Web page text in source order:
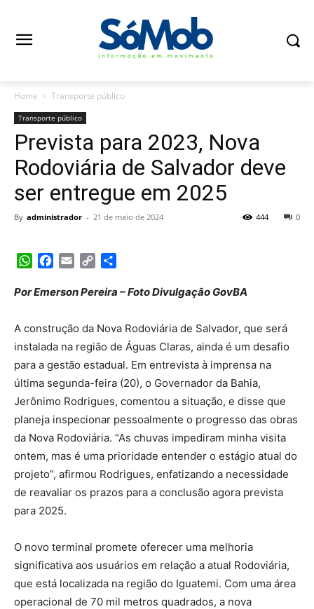
Home Transporte público
Transporte público
Prevista para 2023, Nova
Rodoviária de Salvador deve
ser entregue em 2025
By administrador - 21 de maio de 2024 0
444
WhatsApp
Facebook
Email Copy
Por Emerson Pereira – Foto Divulgação GovBA
A construção da Nova Rodoviária de Salvador, que será
instalada na região de Águas Claras, ainda é um desafio
para a gestão estadual. Em entrevista à imprensa na
última segunda-feira (20), o Governador da Bahia,
Jerônimo Rodrigues, comentou a situação, e disse que
planeja inspecionar pessoalmente o progresso das obras
da Nova Rodoviária. “As chuvas impediram minha visita
ontem, mas é uma prioridade entender o estágio atual do
projeto”, afirmou Rodrigues, enfatizando a necessidade
de reavaliar os prazos para a conclusão agora prevista
para 2025.
O novo terminal promete oferecer uma melhoria
significativa aos usuários em relação a atual Rodoviária,
que está localizada na região do Iguatemi. Com uma área
operacional de 70 mil metros quadrados, a nova